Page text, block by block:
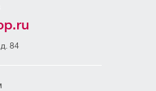
д. 84